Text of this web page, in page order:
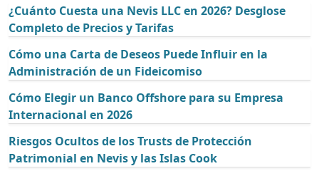
¿Cuánto Cuesta una Nevis LLC en 2026? Desglose
Completo de Precios y Tarifas
Cómo una Carta de Deseos Puede Influir en la
Administración de un Fideicomiso
Cómo Elegir un Banco Offshore para su Empresa
Internacional en 2026
Riesgos Ocultos de los Trusts de Protección
Patrimonial en Nevis y las Islas Cook